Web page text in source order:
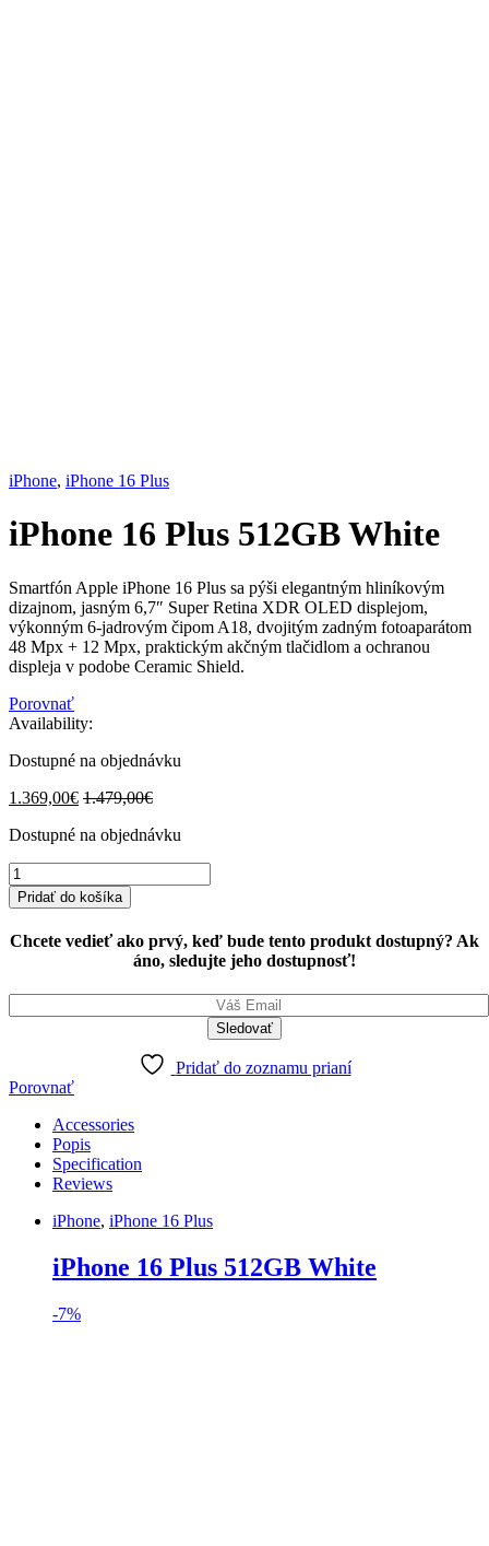
iPhone, iPhone 16 Plus
iPhone 16 Plus 512GB White
Smartfón Apple iPhone 16 Plus sa pýši elegantným hliníkovým
dizajnom, jasným 6,7″ Super Retina XDR OLED displejom,
výkonným 6-jadrovým čipom A18, dvojitým zadným fotoaparátom
48 Mpx + 12 Mpx, praktickým akčným tlačidlom a ochranou
displeja v podobe Ceramic Shield.
Porovnať
Availability:
Dostupné na objednávku
1.369,00€ 1.479,00€
Dostupné na objednávku
iPhone
16
Plus
White
Pridať do košíka
Chcete vedieť ako prvý, keď bude tento produkt dostupný? Ak
áno, sledujte jeho dostupnosť!
Pridať do zoznamu prianí
Porovnať
Accessories
Popis
Specification
Reviews
iPhone, iPhone 16 Plus
iPhone 16 Plus 512GB White
-7%